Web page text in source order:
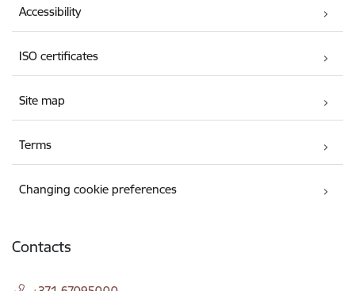
Accessibility
ISO certificates
Site map
Terms
Changing cookie preferences
Contacts